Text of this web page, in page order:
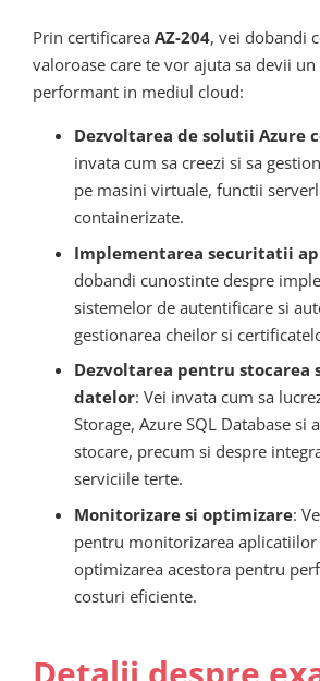
Prin certificarea AZ-204, vei dobandi
valoroase care te vor ajuta sa devii
performant in mediul cloud:
Dezvoltarea de solutii Azure
invata cum sa creezi si sa
pe masini virtuale, functii
containerizate.
Implementarea securitatii
dobandi cunostinte despre
sistemelor de autentificare si
gestionarea cheilor si
Dezvoltarea pentru stocarea
datelor: Vei invata cum sa
Storage, Azure SQL Database si
stocare, precum si despre
serviciile terte.
Monitorizare si optimizare:
pentru monitorizarea aplicatiilor
optimizarea acestora pentru
costuri eficiente.